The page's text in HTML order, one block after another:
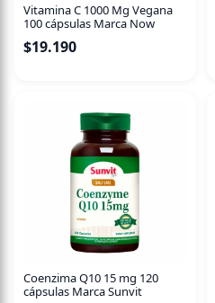
Vitamina C 1000 Mg Vegana
100 cápsulas Marca Now
$19.190
Coenzima Q10 15 mg 120
cápsulas Marca Sunvit